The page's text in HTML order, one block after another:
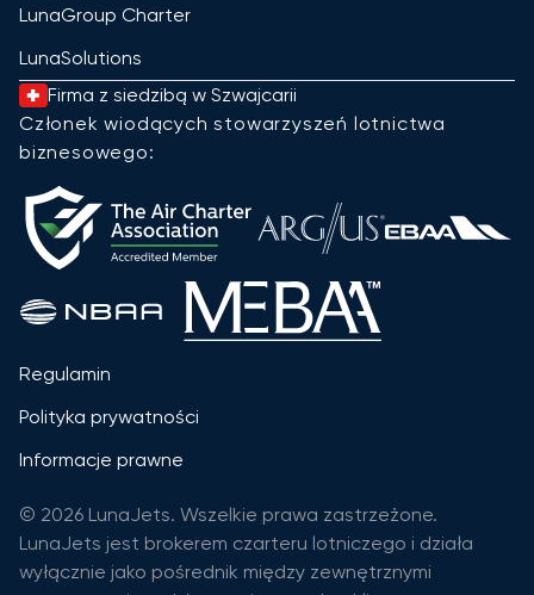
LunaGroup Charter
LunaSolutions
Firma z siedzibą w Szwajcarii
Członek wiodących stowarzyszeń lotnictwa
biznesowego:
Regulamin
Polityka prywatności
Informacje prawne
© 2026 LunaJets. Wszelkie prawa zastrzeżone.
LunaJets jest brokerem czarteru lotniczego i działa
wyłącznie jako pośrednik między zewnętrznymi